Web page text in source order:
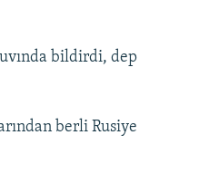
bildirdi, dep
berli Rusiye